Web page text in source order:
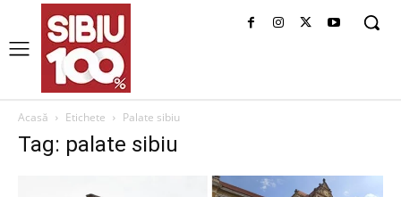
Acasă Etichete Palate sibiu
Tag: palate sibiu